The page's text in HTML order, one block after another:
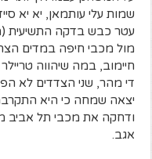
שמות עלי עותמאן, יא יא
עטר כבש בדקה התשיעית
מול מכבי חיפה במדים
חיימוב, במה שיהווה
די מהר, שני הצדדים לא
יצאה שמחה כי היא
ודחקה את מכבי תל אביב
אגב.